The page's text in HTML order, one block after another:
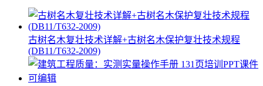
古树名木复壮技术详解+古树名木保护复壮技术规程
(DB11/T632-2009)